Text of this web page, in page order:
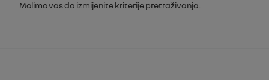
Molimo vas da izmijenite kriterije pretraživanja.